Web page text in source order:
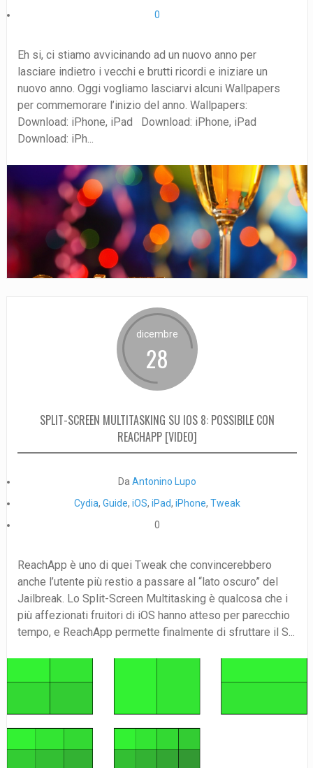
0
Eh si, ci stiamo avvicinando ad un nuovo anno per
lasciare indietro i vecchi e brutti ricordi e iniziare un
nuovo anno. Oggi vogliamo lasciarvi alcuni Wallpapers
per commemorare l’inizio del anno. Wallpapers:
Download: iPhone, iPad Download: iPhone, iPad
Download: iPh...
dicembre
28
SPLIT-SCREEN MULTITASKING SU IOS 8: POSSIBILE CON
REACHAPP [VIDEO]
Da Antonino Lupo
Cydia, Guide, iOS, iPad, iPhone, Tweak
0
ReachApp è uno di quei Tweak che convincerebbero
anche l’utente più restio a passare al “lato oscuro” del
Jailbreak. Lo Split-Screen Multitasking è qualcosa che i
più affezionati fruitori di iOS hanno atteso per parecchio
tempo, e ReachApp permette finalmente di sfruttare il S...